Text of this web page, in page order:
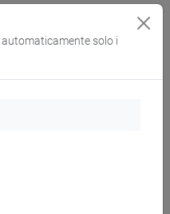
solo i